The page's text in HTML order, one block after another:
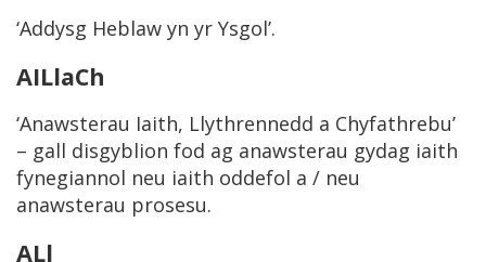
‘Addysg Heblaw yn yr Ysgol’.
AILlaCh
‘Anawsterau Iaith, Llythrennedd a Chyfathrebu’
– gall disgyblion fod ag anawsterau gydag iaith
fynegiannol neu iaith oddefol a / neu
anawsterau prosesu.
ALl